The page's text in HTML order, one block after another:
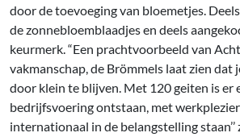
door de toevoeging van bloemetjes.
de zonnebloemblaadjes en deels
keurmerk. “Een prachtvoorbeeld van
vakmanschap, de Brömmels laat zien
door klein te blijven. Met 120 geiten is er
bedrijfsvoering ontstaan, met
internationaal in de belangstelling